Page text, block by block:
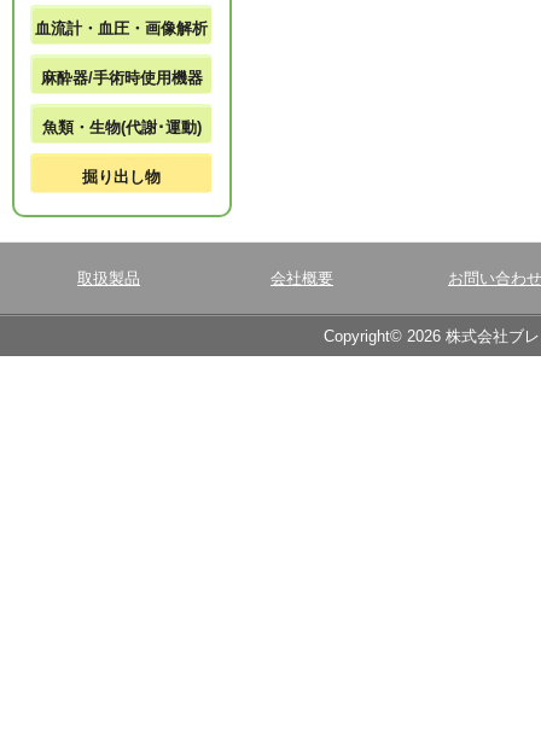
血流計・血圧・画像解析
麻酔器/手術時使用機器
魚類・生物(代謝･運動)
掘り出し物
取扱製品 会社概要 お問い合わせ
Copyright© 2026 株式会社ブ